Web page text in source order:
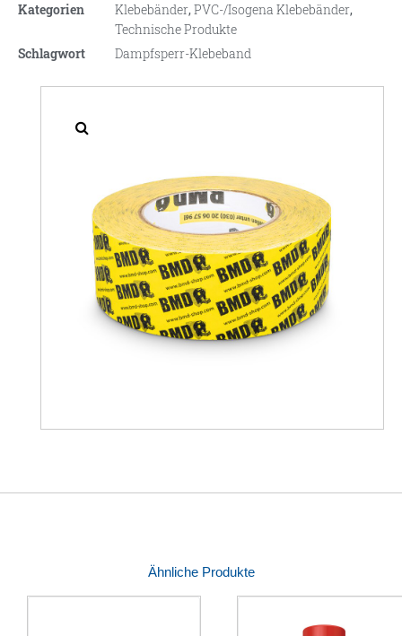
Kategorien Klebebänder,PVC-/Isogena Klebebänder,
Technische Produkte
Schlagwort
Dampfsperr-Klebeband
Ähnliche Produkte